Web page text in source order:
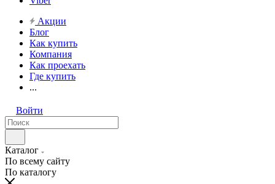
Акции
Блог
Как купить
Компания
Как проехать
Где купить
...
Войти
Каталог
По всему сайту
По каталогу